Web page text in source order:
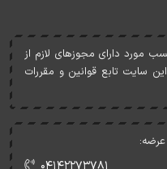
مورد دارای مجوزهای لازم از
سايت تابع قوانين و مقررات
عرضه: